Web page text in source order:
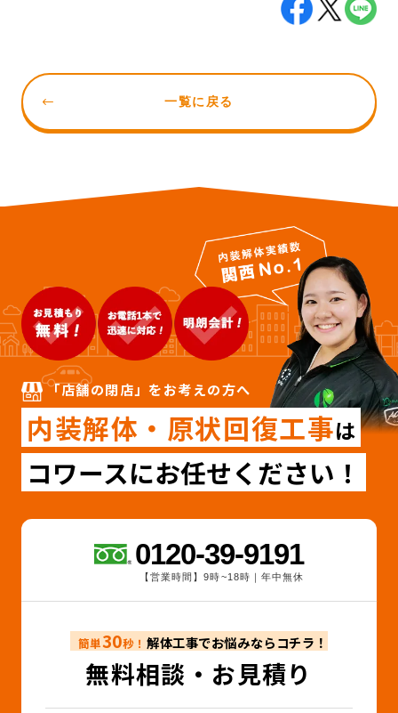
一覧に戻る
「店舗の閉店」をお考えの方へ
内装解体・原状回復工事は
コワースにお任せください！
0120-39-9191
【営業時間】9時~18時｜年中無休
簡単30秒！解体工事でお悩みならコチラ！
無料相談・お見積り